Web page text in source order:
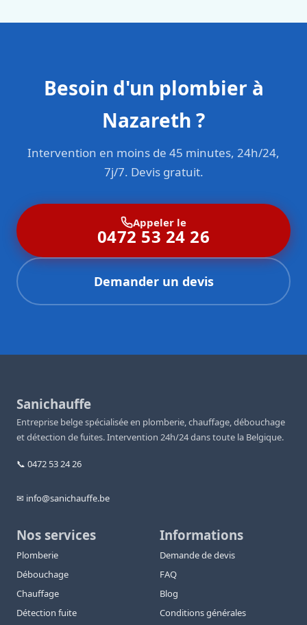
Besoin d'un plombier à
Nazareth ?
Intervention en moins de 45 minutes, 24h/24,
7j/7. Devis gratuit.
Appeler le
0472 53 24 26
Demander un devis
Sanichauffe
Entreprise belge spécialisée en plomberie, chauffage, débouchage
et détection de fuites. Intervention 24h/24 dans toute la Belgique.
📞 0472 53 24 26
✉ info@sanichauffe.be
Nos services
Plomberie
Débouchage
Chauffage
Détection fuite
Informations
Demande de devis
FAQ
Blog
Conditions générales